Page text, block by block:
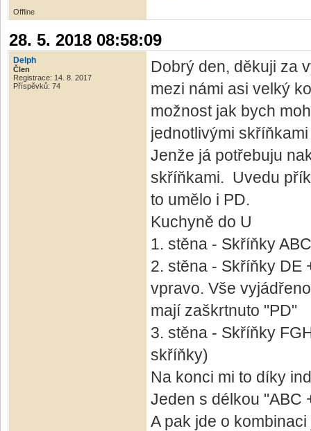
Offline
28. 5. 2018 08:58:09
Delph
Člen
Registrace: 14. 8. 2017
Příspěvků: 74
Dobrý den, děkuji za
mezi námi asi velký
možnost jak bych
jednotlivými
Jenže já potřebuju
skříňkami. Uvedu
to umělo i PD.
Kuchyně do U
1. stěna - Skříňky
2. stěna - Skříňky DE
vpravo. Vše
mají zaškrtnuto "PD"
3. stěna - Skříňky
skříňky)
Na konci mi to díky
Jeden s délkou "ABC
A pak jde o